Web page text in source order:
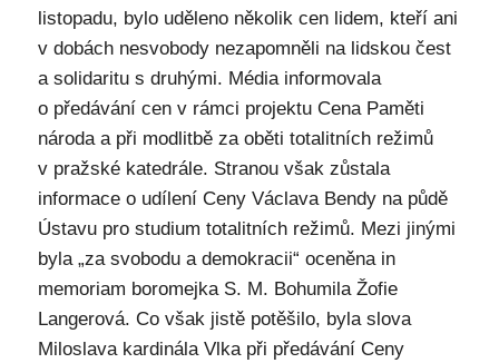
listopadu, bylo uděleno několik cen lidem, kteří ani
v dobách nesvobody nezapomněli na lidskou čest
a solidaritu s druhými. Média informovala
o předávání cen v rámci projektu Cena Paměti
národa a při modlitbě za oběti totalitních režimů
v pražské katedrále. Stranou však zůstala
informace o udílení Ceny Václava Bendy na půdě
Ústavu pro studium totalitních režimů. Mezi jinými
byla „za svobodu a demokracii“ oceněna in
memoriam boromejka S. M. Bohumila Žofie
Langerová. Co však jistě potěšilo, byla slova
Miloslava kardinála Vlka při předávání Ceny